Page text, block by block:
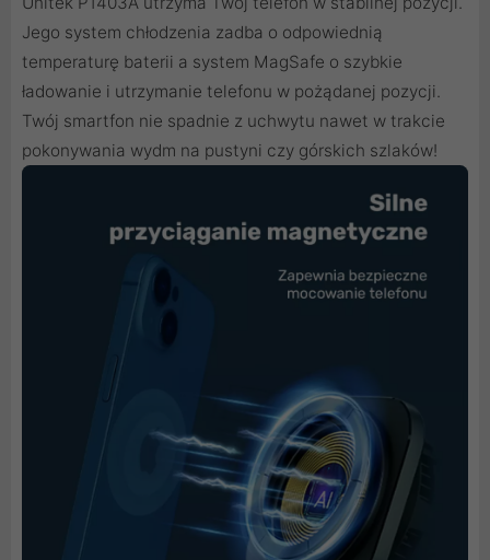
Jego system chłodzenia zadba o odpowiednią
temperaturę baterii a system MagSafe o szybkie
ładowanie i utrzymanie telefonu w pożądanej pozycji.
Twój smartfon nie spadnie z uchwytu nawet w trakcie
pokonywania wydm na pustyni czy górskich szlaków!